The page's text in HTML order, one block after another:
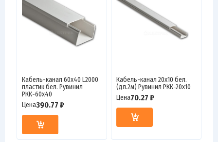
Кабель-канал 60х40 L2000
пластик бел. Рувинил
РКК-60х40
Цена390.77 ₽
Кабель-канал 20х10 бел.
(дл.2м) Рувинил РКК-20х10
Цена70.27 ₽